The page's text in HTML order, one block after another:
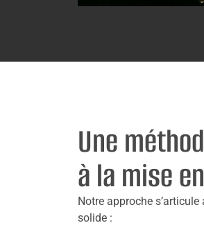
Une
à la mise
Notre approche
solide :